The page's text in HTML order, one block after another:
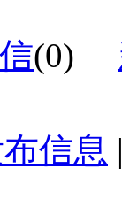
(0)
信息